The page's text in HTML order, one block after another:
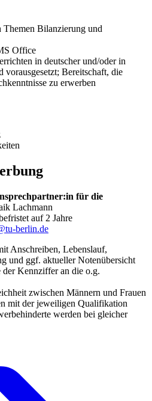
Themen Bilanzierung und
Office
in deutscher und/oder in
vorausgesetzt; Bereitschaft, die
zu erwerben
für die
Lachmann
auf 2 Jahre
berlin.de
Anschreiben, Lebenslauf,
und ggf. aktueller Notenübersicht
Kennziffer an die o.g.
zwischen Männern und Frauen
mit der jeweiligen Qualifikation
werden bei gleicher